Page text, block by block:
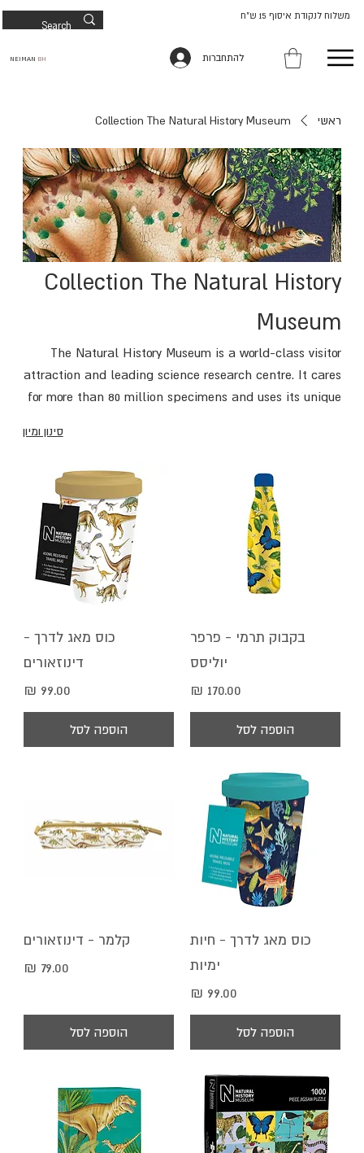
להתחברות NEIMAN BH
משלוח לנקודת איסוף 15 ש"ח
ראשי Collection The Natural History Museum
Collection The Natural History
Museum
The Natural History Museum is a world-class visitor
attraction and leading science research centre. It cares
for more than 80 million specimens and uses its unique
סינון ומיון
בקבוק תרמי - פרפר
יוליסס
מחיר
הוספה לסל
כוס מאג לדרך -
דינוזאורים
מחיר
הוספה לסל
כוס מאג לדרך - חיות
ימיות
מחיר
הוספה לסל
קלמר - דינוזאורים
מחיר
הוספה לסל